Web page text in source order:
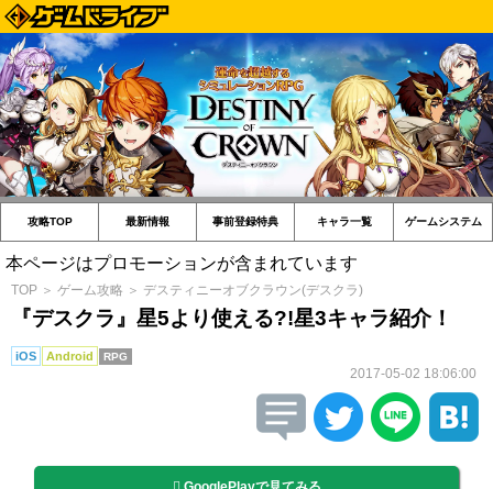
攻略TOP 最新情報 事前登録特典 キャラ一覧 ゲームシステム
本ページはプロモーションが含まれています
TOP ＞ ゲーム攻略 ＞ デスティニーオブクラウン(デスクラ)
『デスクラ』星5より使える?!星3キャラ紹介！
iOS Android RPG
2017-05-02 18:06:00